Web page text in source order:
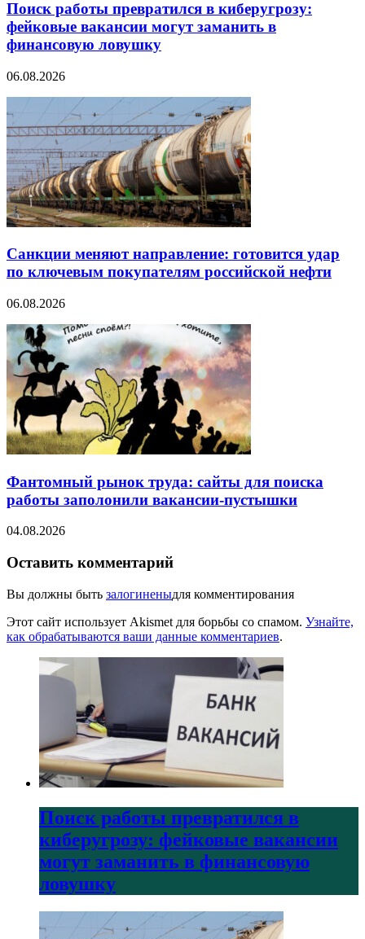
Поиск работы превратился в киберугрозу:
фейковые вакансии могут заманить в
финансовую ловушку
06.08.2026
Санкции меняют направление: готовится удар
по ключевым покупателям российской нефти
06.08.2026
Фантомный рынок труда: сайты для поиска
работы заполонили вакансии-пустышки
04.08.2026
Оставить комментарий
Вы должны быть залогиненыдля комментирования
Этот сайт использует Akismet для борьбы со спамом. Узнайте,
как обрабатываются ваши данные комментариев.
Поиск работы превратился в
киберугрозу: фейковые вакансии
могут заманить в финансовую
ловушку